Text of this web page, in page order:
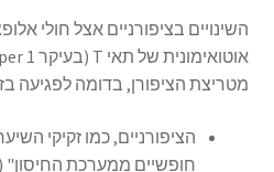
השינויים בציפורניים אצל חולי
מטריצת הציפורן, בדומה לפגיעה
הציפורניים, כמו זקיקי